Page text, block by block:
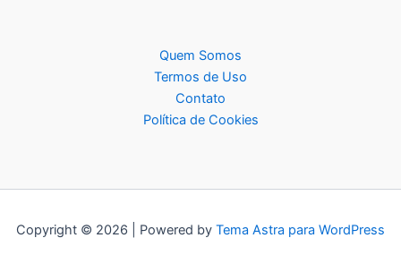
Quem Somos
Termos de Uso
Contato
Política de Cookies
Copyright © 2026 | Powered by Tema Astra para WordPress